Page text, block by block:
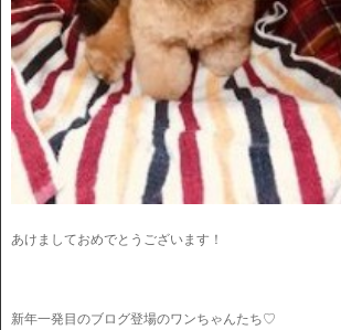
あけましておめでとうございます！
新年一発目のブログ登場のワンちゃんたち♡